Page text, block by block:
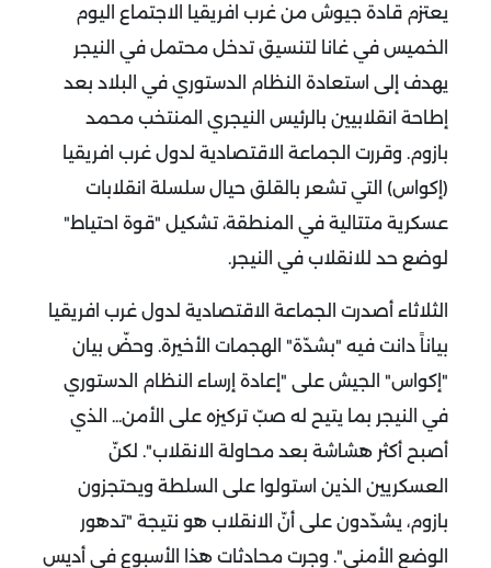
يعتزم قادة جيوش من غرب افريقيا الاجتماع اليوم
الخميس في غانا لتنسيق تدخل محتمل في النيجر
يهدف إلى استعادة النظام الدستوري في البلاد بعد
إطاحة انقلابيين بالرئيس النيجري المنتخب محمد
بازوم. وقررت الجماعة الاقتصادية لدول غرب افريقيا
(إكواس) التي تشعر بالقلق حيال سلسلة انقلابات
عسكرية متتالية في المنطقة، تشكيل "قوة احتياط"
لوضع حد للانقلاب في النيجر.
الثلاثاء أصدرت الجماعة الاقتصادية لدول غرب افريقيا
بياناً دانت فيه "بشدّة" الهجمات الأخيرة. وحضّ بيان
"إكواس" الجيش على "إعادة إرساء النظام الدستوري
في النيجر بما يتيح له صبّ تركيزه على الأمن... الذي
أصبح أكثر هشاشة بعد محاولة الانقلاب". لكنّ
العسكريين الذين استولوا على السلطة ويحتجزون
بازوم، يشدّدون على أنّ الانقلاب هو نتيجة "تدهور
الوضع الأمني". وجرت محادثات هذا الأسبوع في أديس